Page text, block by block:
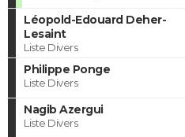
Léopold-Edouard Deher-
Lesaint
Liste Divers
Philippe Ponge
Liste Divers
Nagib Azergui
Liste Divers